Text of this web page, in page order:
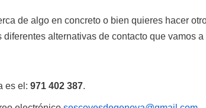
de algo en concreto o bien quieres hacer
alternativas de contacto que vamos a
es el: 971 402 387.